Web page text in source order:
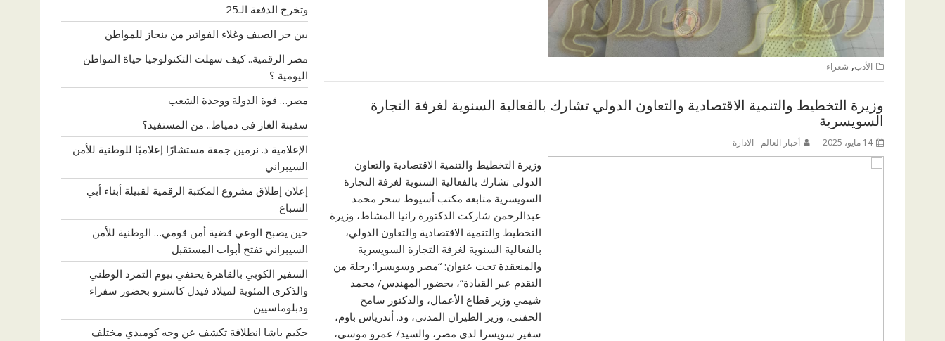
الأدب, شعراء
وزيرة التخطيط والتنمية الاقتصادية والتعاون الدولي تشارك بالفعالية السنوية لغرفة التجارة
السويسرية
14 مايو، 2025 أخبار العالم - الادارة
وزيرة التخطيط والتنمية الاقتصادية والتعاون
الدولي تشارك بالفعالية السنوية لغرفة التجارة
السويسرية متابعه مكتب أسيوط سحر محمد
عبدالرحمن شاركت الدكتورة رانيا المشاط، وزيرة
التخطيط والتنمية الاقتصادية والتعاون الدولي،
بالفعالية السنوية لغرفة التجارة السويسرية
والمنعقدة تحت عنوان: “مصر وسويسرا: رحلة من
التقدم عبر القيادة”، بحضور المهندس/ محمد
شيمي وزير قطاع الأعمال، والدكتور سامح
الحفني، وزير الطيران المدني، ود. أندرياس باوم،
سفير سويسرا لدى مصر، والسيد/ عمرو موسى،
وتخرج الدفعة الـ25
بين حر الصيف وغلاء الفواتير من ينحاز للمواطن
مصر الرقمية.. كيف سهلت التكنولوجيا حياة المواطن
اليومية ؟
مصر… قوة الدولة ووحدة الشعب
سفينة الغاز في دمياط.. من المستفيد؟
الإعلامية د. نرمين جمعة مستشارًا إعلاميًا للوطنية للأمن
السيبراني
إعلان إطلاق مشروع المكتبة الرقمية لقبيلة أبناء أبي
السباع
حين يصبح الوعي قضية أمن قومي… الوطنية للأمن
السيبراني تفتح أبواب المستقبل
السفير الكوبي بالقاهرة يحتفي بيوم التمرد الوطني
والذكرى المئوية لميلاد فيدل كاسترو بحضور سفراء
ودبلوماسيين
حكيم باشا انطلاقة تكشف عن وجه كوميدي مختلف